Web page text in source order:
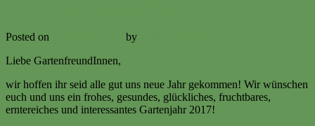
Posted on by
Liebe GartenfreundInnen,
wir hoffen ihr seid alle gut uns neue Jahr gekommen! Wir wünschen
euch und uns ein frohes, gesundes, glückliches, fruchtbares,
erntereiches und interessantes Gartenjahr 2017!